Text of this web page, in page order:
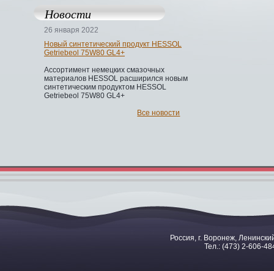
Новости
26 января 2022
Новый синтетический продукт HESSOL
Getriebeol 75W80 GL4+
Ассортимент немецких смазочных
материалов HESSOL расширился новым
синтетическим продуктом HESSOL
Getriebeol 75W80 GL4+
Все новости
Россия, г. Воронеж,
Тел.: (473) 2-606-